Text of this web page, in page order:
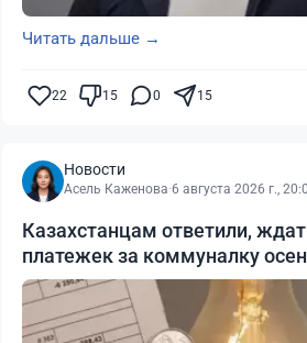
Читать дальше →
22 15 0 15
Новости
Асель Каженова·6 августа 2026 г.,
Казахстанцам ответили,
платежек за коммуналку